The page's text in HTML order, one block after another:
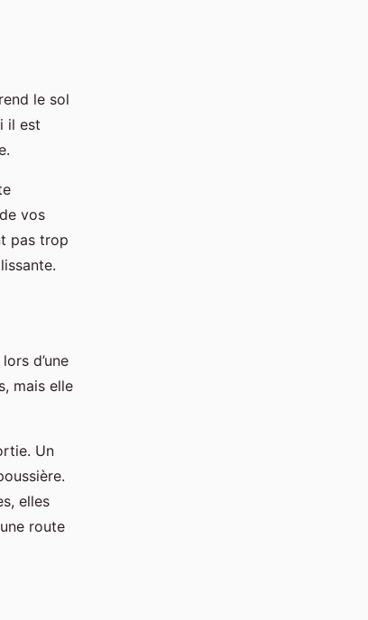
le sol
il est
vos
pas trop
d’une
mais elle
Un
elles
route